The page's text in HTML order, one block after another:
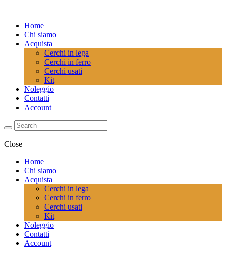
Home
Chi siamo
Acquista
Cerchi in lega
Cerchi in ferro
Cerchi usati
Kit
Noleggio
Contatti
Account
Close
Home
Chi siamo
Acquista
Cerchi in lega
Cerchi in ferro
Cerchi usati
Kit
Noleggio
Contatti
Account